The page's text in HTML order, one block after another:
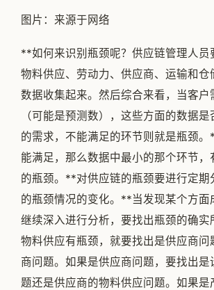
图片：来源于网络
**如何来识别瓶颈呢？供应链管理人员
物料供应、劳动力、供应商、运输和仓
数据收集起来。然后综合来看，当客户
（可能是预测数），这些方面的数据
的需求，不能满足的环节则就是瓶颈
能满足，那么数据中最小的那个环节，
的瓶颈。**对供应链的瓶颈要进行定期
的瓶颈情况的变化。**当发现某个方面
继续深入进行分析，要找出瓶颈的确
物料供应有瓶颈，就要找出是供应商问
商问题。如果是供应商问题，要找出是
题还是供应商的物料供应问题。如果是